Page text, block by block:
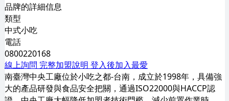
品牌的詳細信息
類型
中式小吃
電話
0800220168
線上詢問 完整加盟說明 登入後加入最愛
南臺灣中央工廠位於小吃之都-台南，成立於1998年，具備強
大的產品研發與食品安全把關，通過ISO22000與HACCP認